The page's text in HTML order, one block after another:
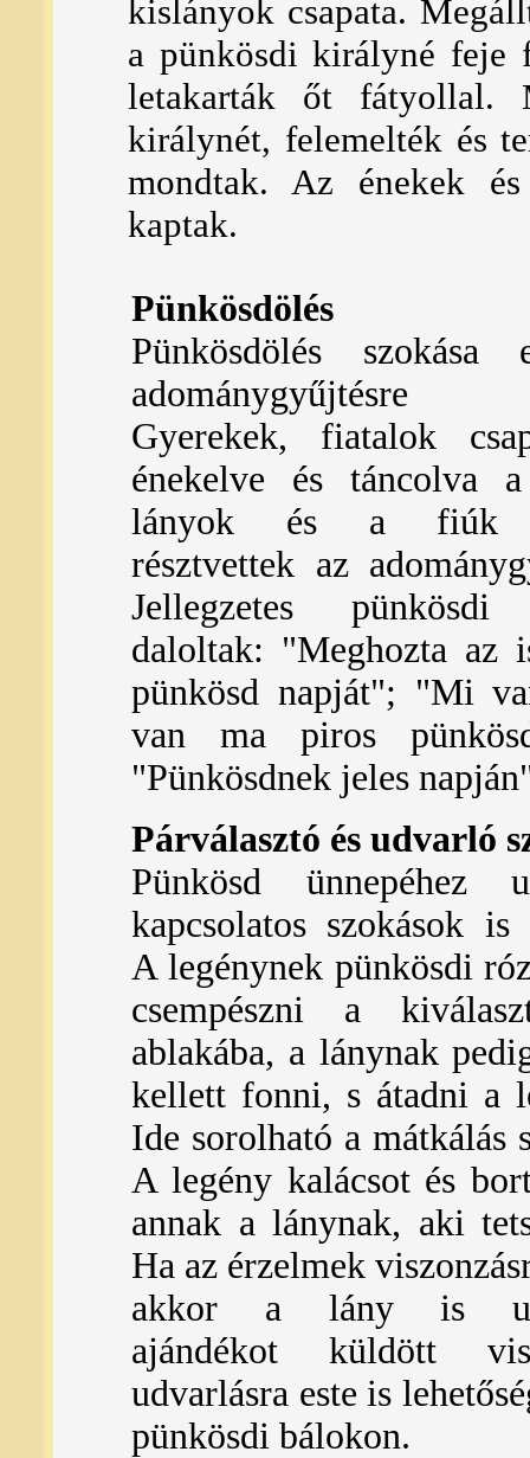
kislányok csapata.
a pünkösdi királyné feje
letakarták őt fátyollal.
királynét, felemelték és
mondtak. Az énekek
kaptak.
Pünkösdölés
Pünkösdölés szokása
adománygyűjtésre
Gyerekek, fiatalok
énekelve és táncolva
lányok és a fiúk
résztvettek az
Jellegzetes pünkösdi
daloltak: "Meghozta az
pünkösd napját"; "Mi
van ma piros
"Pünkösdnek jeles
Párválasztó és udvarló
Pünkösd ünnepéhez
kapcsolatos szokások is
A legénynek pünkösdi
csempészni a
ablakába, a lánynak
kellett fonni, s átadni a
Ide sorolható a mátkálás
A legény kalácsot és
annak a lánynak, aki
Ha az érzelmek
akkor a lány is
ajándékot küldött
udvarlásra este is
pünkösdi bálokon.